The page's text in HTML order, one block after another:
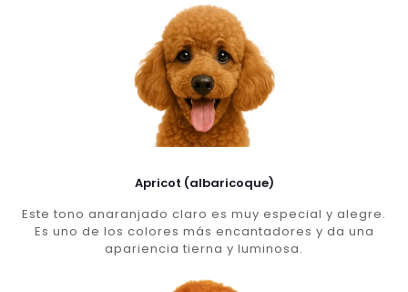
Apricot (albaricoque)
Este tono anaranjado claro es muy especial y alegre.
Es uno de los colores más encantadores y da una
apariencia tierna y luminosa.